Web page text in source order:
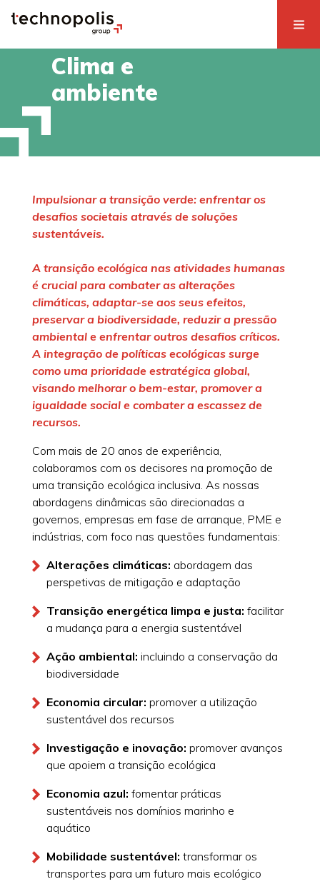
Clima e
ambiente
Impulsionar a transição verde: enfrentar os
desafios societais através de soluções
sustentáveis.
A transição ecológica nas atividades humanas
é crucial para combater as alterações
climáticas, adaptar-se aos seus efeitos,
preservar a biodiversidade, reduzir a pressão
ambiental e enfrentar outros desafios críticos.
A integração de políticas ecológicas surge
como uma prioridade estratégica global,
visando melhorar o bem-estar, promover a
igualdade social e combater a escassez de
recursos.
Com mais de 20 anos de experiência,
colaboramos com os decisores na promoção de
uma transição ecológica inclusiva. As nossas
abordagens dinâmicas são direcionadas a
governos, empresas em fase de arranque, PME e
indústrias, com foco nas questões fundamentais:
Alterações climáticas: abordagem das
perspetivas de mitigação e adaptação
Transição energética limpa e justa: facilitar
a mudança para a energia sustentável
Ação ambiental: incluindo a conservação da
biodiversidade
Economia circular: promover a utilização
sustentável dos recursos
Investigação e inovação: promover avanços
que apoiem a transição ecológica
Economia azul: fomentar práticas
sustentáveis nos domínios marinho e
aquático
Mobilidade sustentável: transformar os
transportes para um futuro mais ecológico